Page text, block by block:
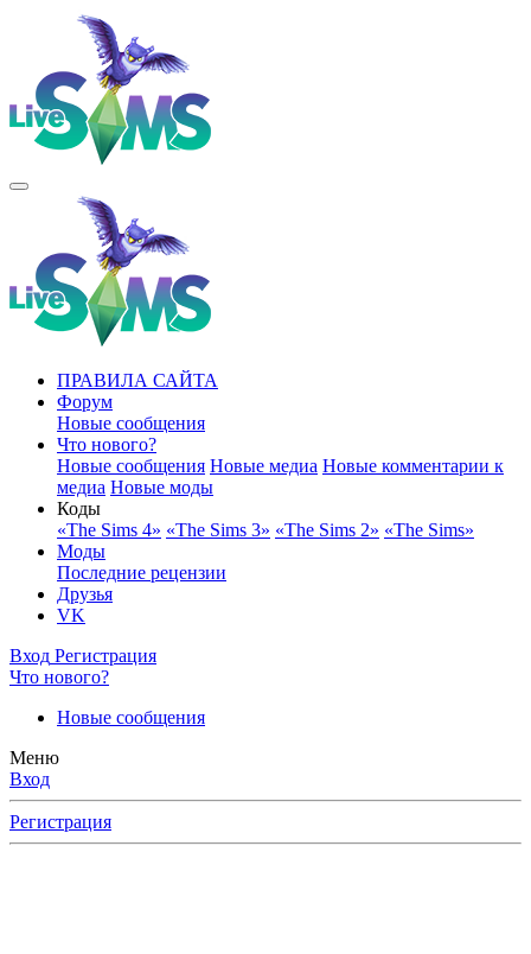
ПРАВИЛА САЙТА
Форум
Новые сообщения
Что нового?
Новые сообщения Новые медиа Новые комментарии к
медиа Новые моды
Коды
«The Sims 4» «The Sims 3» «The Sims 2» «The Sims»
Моды
Последние рецензии
Друзья
VK
Вход Регистрация
Что нового?
Новые сообщения
Меню
Вход
Регистрация